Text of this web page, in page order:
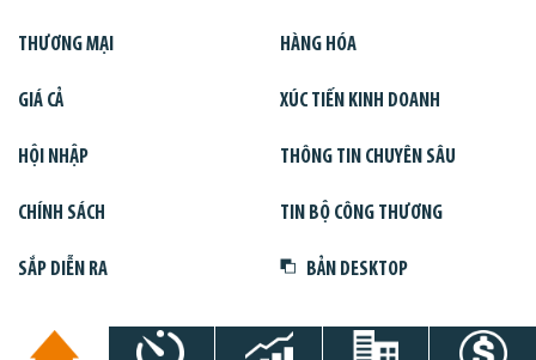
THƯƠNG MẠI HÀNG HÓA
GIÁ CẢ XÚC TIẾN KINH DOANH
HỘI NHẬP THÔNG TIN CHUYÊN SÂU
CHÍNH SÁCH TIN BỘ CÔNG THƯƠNG
SẮP DIỄN RA BẢN DESKTOP